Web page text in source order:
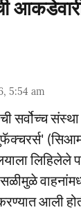
5:54 am
सर्वोच्च
लिहिलेले
आली